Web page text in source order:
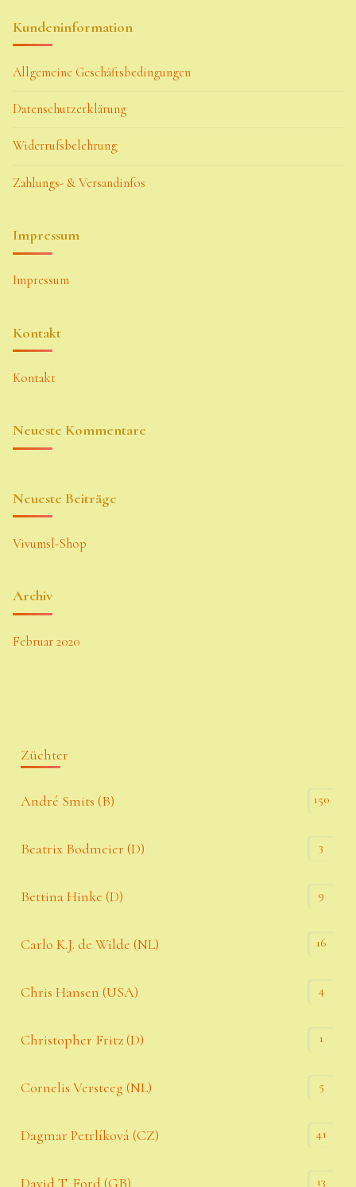
Kundeninformation
Allgemeine Geschäftsbedingungen
Datenschutzerklärung
Widerrufsbelehrung
Zahlungs- & Versandinfos
Impressum
Impressum
Kontakt
Kontakt
Neueste Kommentare
Neueste Beiträge
Vivumsl-Shop
Archiv
Februar 2020
Züchter
André Smits (B) 150
Beatrix Bodmeier (D) 3
Bettina Hinke (D) 9
Carlo K.J. de Wilde (NL) 16
Chris Hansen (USA) 4
Christopher Fritz (D) 1
Cornelis Versteeg (NL) 5
Dagmar Petrlíková (CZ) 41
David T. Ford (GB) 13